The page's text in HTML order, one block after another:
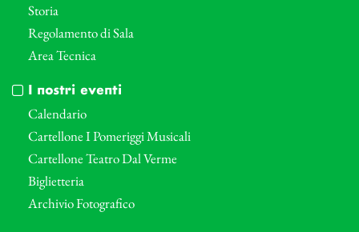
Storia
Regolamento di Sala
Area Tecnica
I nostri eventi
Calendario
Cartellone I Pomeriggi Musicali
Cartellone Teatro Dal Verme
Biglietteria
Archivio Fotografico